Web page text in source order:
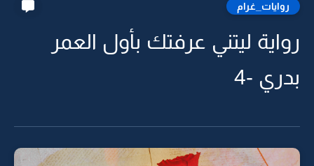
روايات_غرام
رواية ليتني عرفتك بأول العمر
بدري -4